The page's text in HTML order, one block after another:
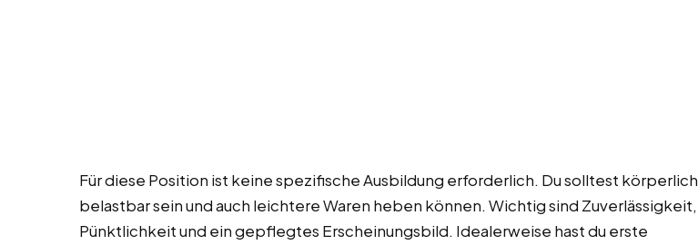
Für diese Position ist keine spezifische Ausbildung erforderlich. Du solltest körperlich
belastbar sein und auch leichtere Waren heben können. Wichtig sind Zuverlässigkeit,
Pünktlichkeit und ein gepflegtes Erscheinungsbild. Idealerweise hast du erste